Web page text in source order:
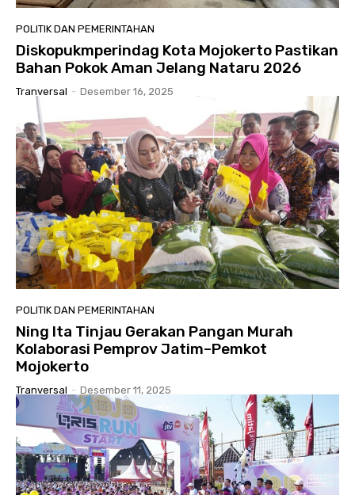
POLITIK DAN PEMERINTAHAN
Diskopukmperindag Kota Mojokerto Pastikan
Bahan Pokok Aman Jelang Nataru 2026
Tranversal - Desember 16, 2025
POLITIK DAN PEMERINTAHAN
Ning Ita Tinjau Gerakan Pangan Murah
Kolaborasi Pemprov Jatim–Pemkot
Mojokerto
Tranversal - Desember 11, 2025